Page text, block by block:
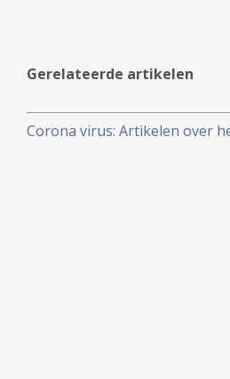
Gerelateerde artikelen
Corona virus: Artikelen over